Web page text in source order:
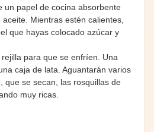
un papel de cocina absorbente
Mientras estén calientes,
que hayas colocado azúcar y
para que se enfríen. Una
caja de lata. Aguantarán varios
que se secan, las rosquillas de
muy ricas.